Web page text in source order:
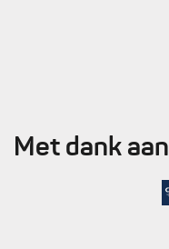
Met dank aan